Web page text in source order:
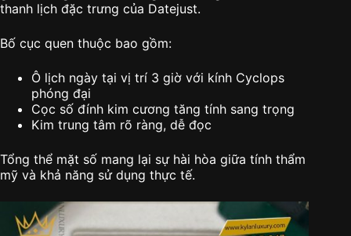
thanh lịch đặc trưng của Datejust.
Bố cục quen thuộc bao gồm:
Ô lịch ngày tại vị trí 3 giờ với kính Cyclops
phóng đại
Cọc số đính kim cương tăng tính sang trọng
Kim trung tâm rõ ràng, dễ đọc
Tổng thể mặt số mang lại sự hài hòa giữa tính thẩm
mỹ và khả năng sử dụng thực tế.